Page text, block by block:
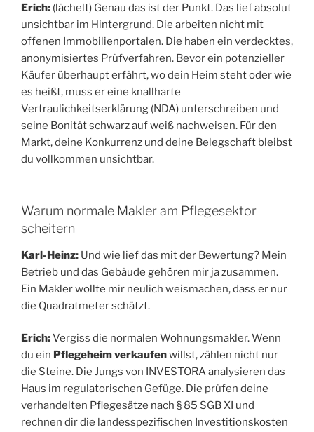
Erich: (lächelt) Genau das ist der Punkt. Das lief absolut
unsichtbar im Hintergrund. Die arbeiten nicht mit
offenen Immobilienportalen. Die haben ein verdecktes,
anonymisiertes Prüfverfahren. Bevor ein potenzieller
Käufer überhaupt erfährt, wo dein Heim steht oder wie
es heißt, muss er eine knallharte
Vertraulichkeitserklärung (NDA) unterschreiben und
seine Bonität schwarz auf weiß nachweisen. Für den
Markt, deine Konkurrenz und deine Belegschaft bleibst
du vollkommen unsichtbar.
Warum normale Makler am Pflegesektor
scheitern
Karl-Heinz: Und wie lief das mit der Bewertung? Mein
Betrieb und das Gebäude gehören mir ja zusammen.
Ein Makler wollte mir neulich weismachen, dass er nur
die Quadratmeter schätzt.
Erich:Vergiss die normalen Wohnungsmakler. Wenn
du ein Pflegeheim verkaufenwillst, zählen nicht nur
die Steine. Die Jungs von INVESTORA analysieren das
Haus im regulatorischen Gefüge. Die prüfen deine
verhandelten Pflegesätze nach § 85 SGB XI und
rechnen dir die landesspezifischen Investitionskosten